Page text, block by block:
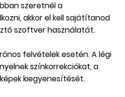
szeretnél a
akkor el kell sajátítanod
szoftver használatát.
felvételek esetén. A légi
színkorrekciókat, a
kiegyenesítését.